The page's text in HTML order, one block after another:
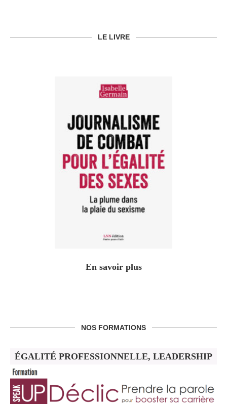
LE LIVRE
En savoir plus
NOS FORMATIONS
ÉGALITÉ PROFESSIONNELLE, LEADERSHIP